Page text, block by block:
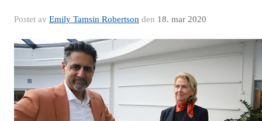
Postet av Emily Tamsin Robertson den 18. mar 2020